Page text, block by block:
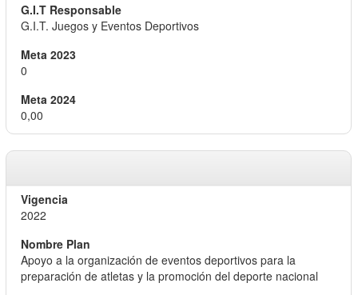
G.I.T. Juegos y Eventos Deportivos
0
0,00
2022
Apoyo a la organización de eventos deportivos para la
preparación de atletas y la promoción del deporte nacional